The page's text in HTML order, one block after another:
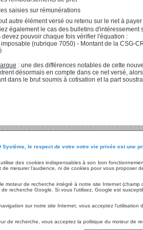
saisies sur rémunérations
autre élément versé ou retenu sur le net à
également le cas des bulletins d'intéressement
devez pouvoir chaque fois vérifier l'équation :
imposable (rubrique 7050) - Montant de la CSG-
: une des différences notables de cette
désormais en compte dans ce net versé,
dans le brut soumis à cotisation et la part
/ Démonstration
Audit
Matériels
Hébergement
Sauvegarde déportée
Système, le respect de votre votre vie privée est une
des cookies indispensables à son bon
de mesurer l'audience, ni de cookies pour vous proposer
moteur de recherche intégré à notre site Internet
recherche Google. Si vous l'utilisez, Google est
sur notre site Internet, vous acceptez l'utilisation
de recherche, vous acceptez la politique du moteur de